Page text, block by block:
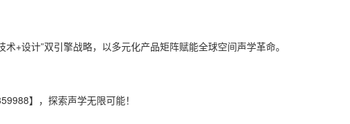
术+设计”双引擎战略，以多元化产品矩阵赋能全球空间声学革命。
】，探索声学无限可能！